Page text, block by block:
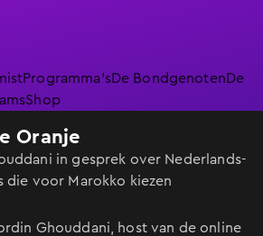
Programma'sDe BondgenotenDe
Shop
Oranje
in gesprek over Nederlands-
die voor Marokko kiezen
Ghouddani, host van de online